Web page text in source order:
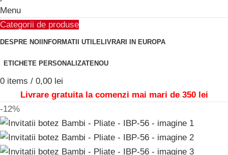
Menu
Categorii de produse
DESPRE NOI INFORMATII UTILELIVRARI IN EUROPA
ETICHETE PERSONALIZATENOU
0 items / 0,00 lei
Livrare gratuita la comenzi mai mari de 350 lei
-12%